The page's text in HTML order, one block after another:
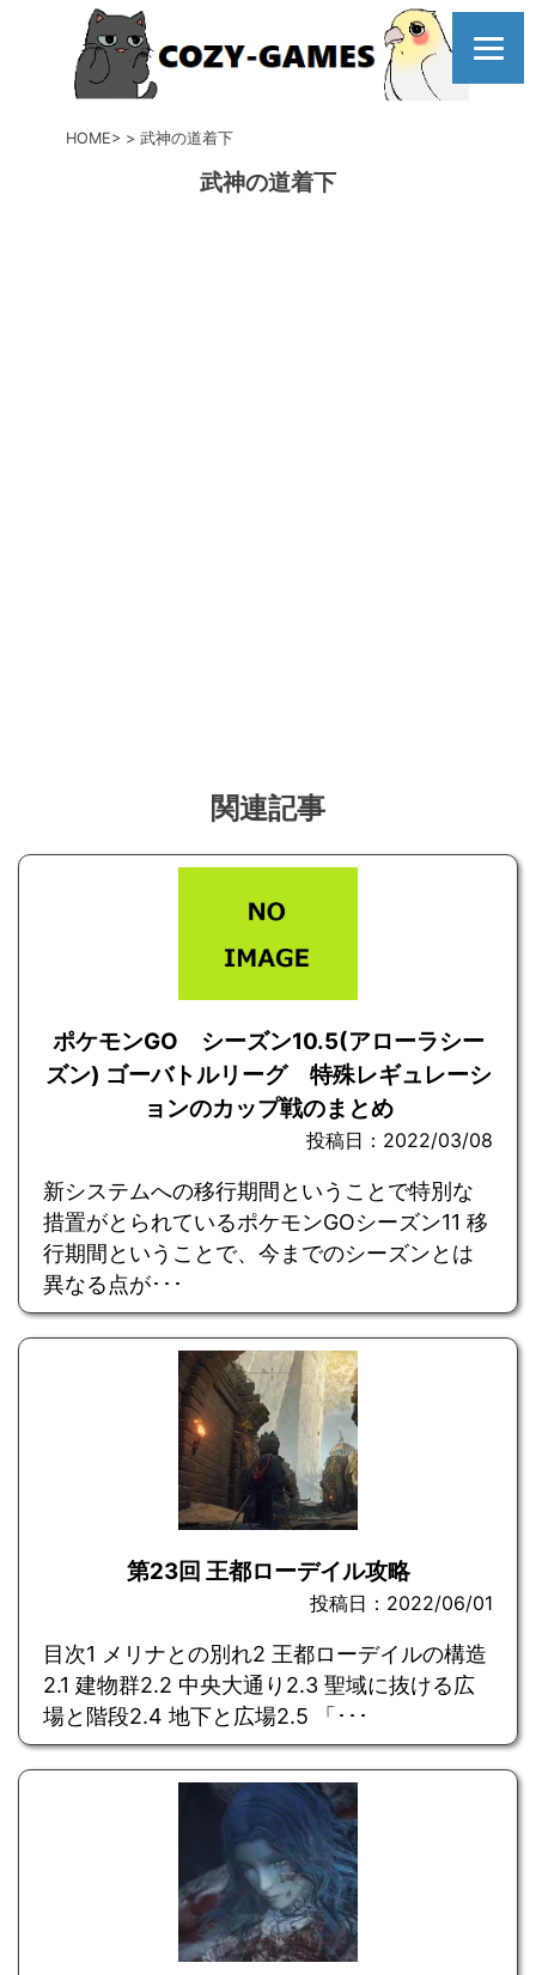
HOME 武神の道着下
武神の道着下
関連記事
ポケモンGO シーズン10.5(アローラシー
ズン) ゴーバトルリーグ 特殊レギュレーシ
ョンのカップ戦のまとめ
投稿日：2022/03/08
新システムへの移行期間ということで特別な
措置がとられているポケモンGOシーズン11 移
行期間ということで、今までのシーズンとは
異なる点が･･･
第23回 王都ローデイル攻略
投稿日：2022/06/01
目次1 メリナとの別れ2 王都ローデイルの構造
2.1 建物群2.2 中央大通り2.3 聖域に抜ける広
場と階段2.4 地下と広場2.5 「･･･